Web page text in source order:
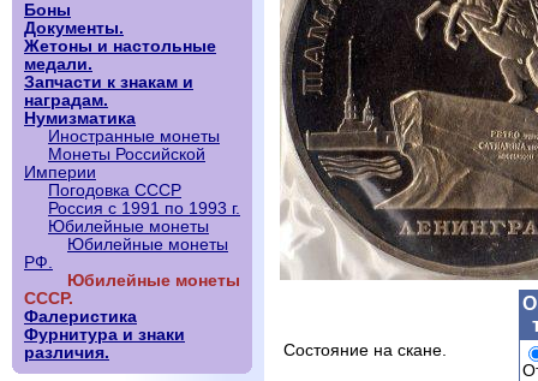
Боны
Документы.
Жетоны и настольные
медали.
Запчасти к знакам и
наградам.
Нумизматика
Иностранные монеты
Монеты Российской
Империи
Погодовка СССР
Россия с 1991 по 1993 г.
Юбилейные монеты
Юбилейные монеты
РФ.
Юбилейные монеты
СССР.
Фалеристика
Фурнитура и знаки
различия.
Состояние на скане.